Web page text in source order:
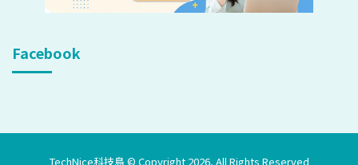
Facebook
TechNice科技島 © Copyright 2026, All Rights Reserved